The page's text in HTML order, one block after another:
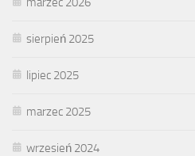
sierpień 2025
lipiec 2025
marzec 2025
wrzesień 2024